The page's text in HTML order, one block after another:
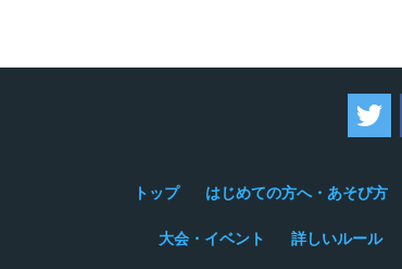
トップ はじめての方へ・あそび方
大会・イベント 詳しいルール